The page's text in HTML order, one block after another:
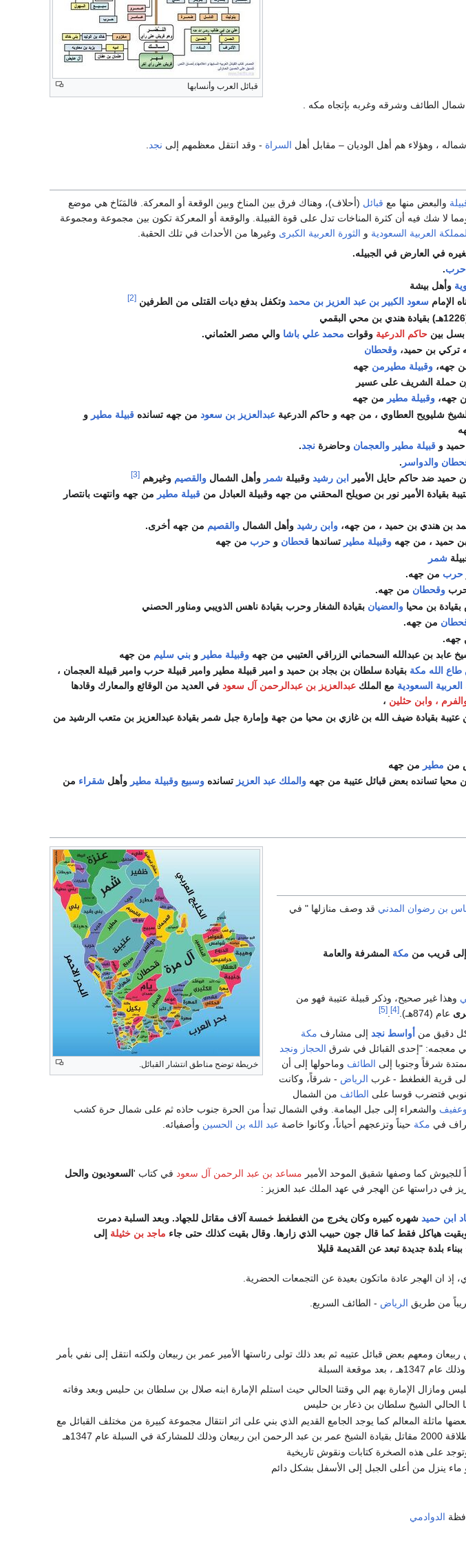
قبائل العرب وأنسابها
الطائف وشرقه وغربه بإتجاه مكه .
، وهؤلاء هم أهل الوديان – مقابل أهل السراة - وقد انتقل معظمهم إلى نجد
والبعض منها مع قبائل (أحلاف)، وهناك فرق بين المناخ وبين الوقعة أو المعركة. فالمَنَاخ هي موضع
لا شك فيه أن كثرة المناخات تدل على قوة القبيلة. والوقعة أو المعركة تكون بين مجموعة ومجموعة
العربية السعودية و الثورة العربية الكبرى وغيرها من الأحداث في تلك الحقبة.
حرب.
وأهل بيشة
الإمامسعود الكبير بن عبد العزيز بن محمد وتكفل بدفع ديات القتلى من الطرفين[2]
بسل بينحاكم الدرعية وقوات محمد علي باشا والي مصر العثماني.
وقحطان
وقبيلة مطيرمن جهه
وقبيلة مطير من جهه
شليويح العطاوي ، من جهه و حاكم الدرعيةعبدالعزيز بن سعود من جهه تساندهقبيلة مطير و
قبيلة مطير والعجمان وحاضرةنجد.
والدواسر .
ابن رشيد وقبيلةشمر وأهل الشمالوالقصيم وغيرهم[3]
بقيادة الأمير نور بن صويلح المحقني من جهه وقبيلة العبادل منقبيلة مطير من جهه وانتهت بانتصار
وابن رشيد وأهل الشمالوالقصيم من جهه أخرى.
وقبيلة مطير تساندهاقحطان وحرب من جهه
شمر
حرب من جهه.
وقحطان من جهه.
والعضيان بقيادة الشغار وحرب بقيادة ناهس الذويبي ومناور الحصني
من جهه.
جهه.
وقبيلة مطير وبني سليم من جهه
طاع الله مكة بقيادة سلطان بن بجاد بن حميد و امير قبيلة مطير وامير قبيلة حرب وامير قبيلة العجمان ،
العربية السعودية مع الملكعبدالعزيز بن عبدالرحمن آل سعود في العديد من الوقائع والمعارك وقادها
، وابن حثلين ،
من الروقة من عتيبة بقيادة ضيف الله بن غازي بن محيا من جهة وإمارة جبل شمر بقيادة عبدالعزيز بن متعب الرشيد من
مطير من جهه
والملك عبد العزيز تساندهوسبيع وقبيلة مطير وأهلشقراء من
خريطة توضح مناطق انتشار القبائل.
بن رضوان المدني قد وصف منازلها " في
قريب من مكة المشرفة والعامة
وهذا غير صحيح، وذكر قبيلة عتيبة فهو من
عام (874هـ). [4]
.
[5]
دقيق من أواسط نجد إلى مشارف مكة
معجمه: "إحدى القبائل في شرق الحجاز ونجد
شرقاً وجنوبا إلى الطائف وماحولها إلى أن
قرية الغطغط - غرب الرياض - شرقاً، وكانت
فتضرب قوسا على الطائف من الشمال
وعفيف والشعراء إلى جبل اليمامة. وفي الشمال تبدأ من الحرة جنوب حاذه ثم على شمال حرة كشب
في مكة حيناً وتزعجهم أحياناً، وكانوا خاصة عبد الله بن الحسين وأصفيائه.
للجيوش كما وصفها شقيق الموحد الأمير مساعد بن عبد الرحمن آل سعود في كتاب ' السعوديون والحل
في دراستها عن الهجر في عهد الملك عبد العزيز :
ابن حميد شهره كبيره وكان يخرج من الغطغط خمسة آلاف مقاتل للجهاد. وبعد السلبة دمرت
هياكل فقطكما قال جون حبيب الذي زارها. وقال بقيت كذلك حتى جاء ماجد بن خثيلة إلى
بلدة جديدة تبعد عن القديمة قليلا
ان الهجر عادة ماتكون بعيدة عن التجمعات الحضرية.
من طريق الرياض - الطائف السريع.
عبد الرحمن بن ربيعان ومعهم بعض قبائل عتيبه ثم بعد ذلك تولى رئاستها الأمير عمر بن ربيعان ولكنه انتقل إلى نفي بأمر
موقعة السبلة
الإمارة بهم الي وقتنا الحالي حيث استلم الإمارة ابنه صلال بن سلطان بن حليس وبعد وفاته
الحالي الشيخ سلطان بن ذعار بن حليس
ماثلة المعالم كما يوجد الجامع القديم الذي بني على اثر انتقال مجموعة كبيرة من مختلف القبائل مع
عام 1347هـ
على هذه الصخرة كتابات ونقوش تاريخية
ينزل من أعلى الجبل إلى الأسفل بشكل دائم
الدوادمي